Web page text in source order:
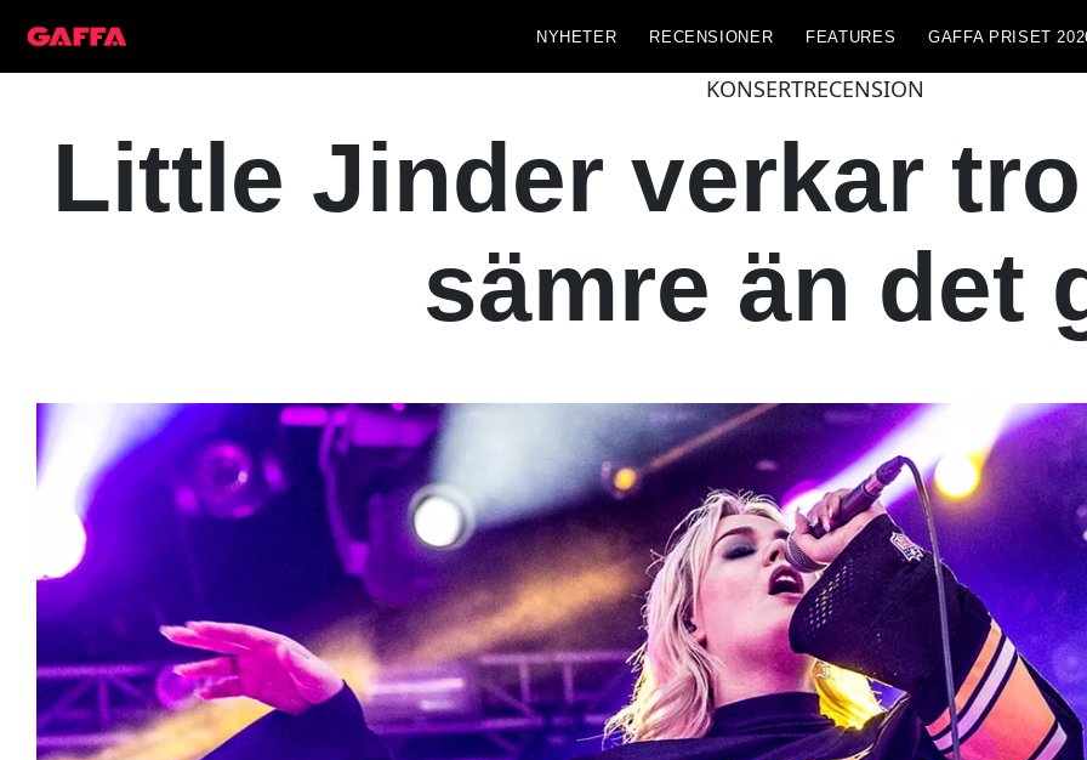
NYHETER RECENSIONER FEATURES GAFFA PRISET
KONSERTRECENSION
Little Jinder verkar
sämre än det